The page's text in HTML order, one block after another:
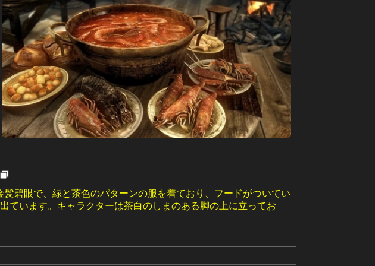
碧眼で、緑と茶色のパターンの服を着ており、フードがついてい
ています。キャラクターは茶白のしまのある脚の上に立ってお